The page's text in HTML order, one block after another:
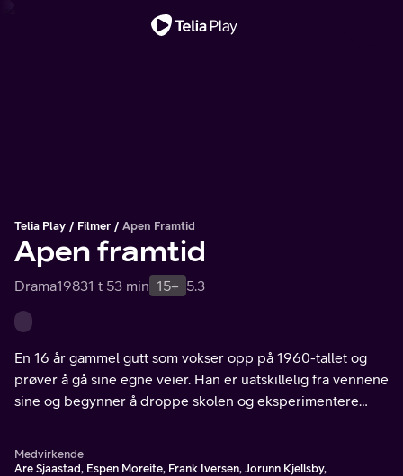
Telia Play Filmer Apen Framtid
Apen framtid
Drama19831 t 53 min 15+ 5.3
En 16 år gammel gutt som vokser opp på 1960-tallet og
prøver å gå sine egne veier. Han er uatskillelig fra vennene
sine og begynner å droppe skolen og eksperimentere
Medvirkende
Are Sjaastad, Espen Moreite, Frank Iversen, Jorunn Kjellsby,